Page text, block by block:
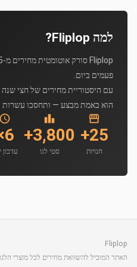
למה Fliplop?
פעמים ביום.
עם היסטוריית מחירים של חצי
הוא באמת מבצע — ותחסכו עשרות
25+
חנויות
3,800+
סטי לגו
6×
עדכון
Fliplop
האתר המוביל להשוואת מחירים לכל מוצרי הלגו